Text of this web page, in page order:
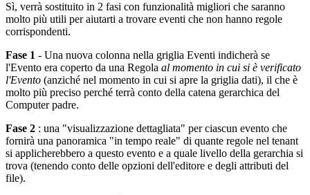
Sì, verrà sostituito in 2 fasi con funzionalità migliori che saranno
molto più utili per aiutarti a trovare eventi che non hanno regole
corrispondenti.
Fase 1 - Una nuova colonna nella griglia Eventi indicherà se
l'Evento era coperto da una Regola al momento in cui si è verificato
l'Evento (anziché nel momento in cui si apre la griglia dati), il che è
molto più preciso perché terrà conto della catena gerarchica del
Computer padre.
Fase 2 : una "visualizzazione dettagliata" per ciascun evento che
fornirà una panoramica "in tempo reale" di quante regole nel tenant
si applicherebbero a questo evento e a quale livello della gerarchia si
trova (tenendo conto delle opzioni dell'editore e degli attributi del
file).